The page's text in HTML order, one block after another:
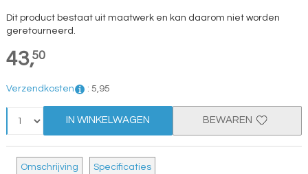
Dit product bestaat uit maatwerk en kan daarom niet worden
geretourneerd.
43,50
Verzendkosten : 5,95
IN WINKELWAGEN BEWAREN
Omschrijving Specificaties